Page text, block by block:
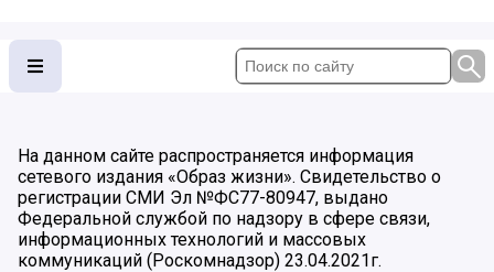
На данном сайте распространяется информация
сетевого издания «Образ жизни». Свидетельство о
регистрации СМИ Эл №ФС77-80947, выдано
Федеральной службой по надзору в сфере связи,
информационных технологий и массовых
коммуникаций (Роскомнадзор) 23.04.2021г.